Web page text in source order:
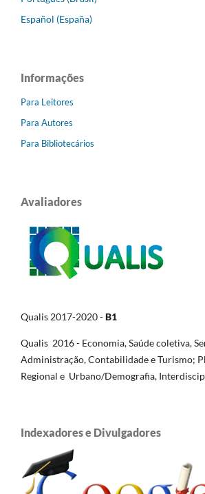
Español (España)
Informações
Para Leitores
Para Autores
Para Bibliotecários
Avaliadores
Qualis 2017-2020 -B1
Qualis 2016 - Economia, Saúde coletiva,
Administração, Contabilidade e Turismo;
Regional e Urbano/Demografia,
Indexadores e Divulgadores